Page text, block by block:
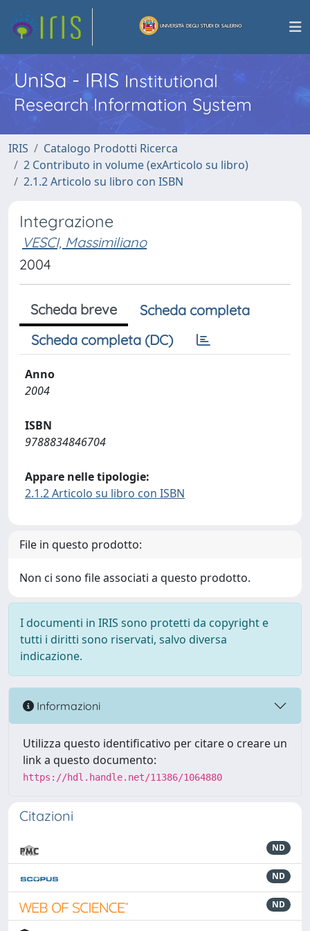
UniSa - IRISInstitutional
Research Information System
IRIS
Catalogo Prodotti Ricerca
2 Contributo in volume (exArticolo su libro)
2.1.2 Articolo su libro con ISBN
Integrazione
VESCI, Massimiliano
2004
Scheda breve
Scheda completa
Scheda completa (DC)
Anno
2004
ISBN
9788834846704
Appare nelle tipologie:
2.1.2 Articolo su libro con ISBN
File in questo prodotto:
Non ci sono file associati a questo prodotto.
I documenti in IRIS sono protetti da copyright e
tutti i diritti sono riservati, salvo diversa
indicazione.
Informazioni
Utilizza questo identificativo per citare o creare un
link a questo documento:
https://hdl.handle.net/11386/1064880
Citazioni
ND
ND
ND